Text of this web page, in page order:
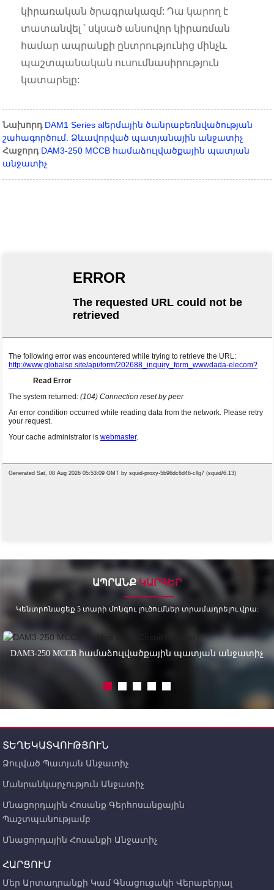
կիրառական ծրագրակազմ: Դա կարող է
տատանվել ՝ սկսած անսովոր կիրառման
համար ապրանքի ընտրությունից մինչև
պաշտպանական ուսումնասիրություն
կատարելը:
Նախորդ DAM1 Series alերմային ծանրաբեռնվածության
շահագործում. Ձևավորված պատյանային անջատիչ
Հաջորդ DAM3-250 MCCB համաձուլվածքային պատյան
անջատիչ
ԱՊՐԱՆՔԿԱՐԳԵՐ
Կենտրոնացեք 5 տարի մոնգու լուծումներ տրամադրելու վրա:
DAM3-250 MCCB համաձուլվածքային պատյան անջատիչ
ՏԵՂԵԿԱՏՎՈՒԹՅՈՒՆ
Ձուլված Պատյան Անջատիչ
Մանրանկարչություն Անջատիչ
Մնացորդային Հոսանք Գերհոսանքային
Պաշտպանությամբ
Մնացորդային Հոսանքի Անջատիչ
ՀԱՐՑՈՒՄ
Մեր Արտադրանքի Կամ Գնացուցակի Վերաբերյալ